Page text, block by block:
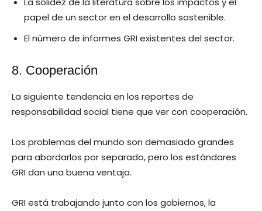
papel de un sector en el desarrollo sostenible.
El número de informes GRI existentes del sector.
8. Cooperación
La siguiente tendencia en los reportes de
responsabilidad social tiene que ver con cooperación.
Los problemas del mundo son demasiado grandes
para abordarlos por separado, pero los estándares
GRI dan una buena ventaja.
GRI está trabajando junto con los gobiernos, la